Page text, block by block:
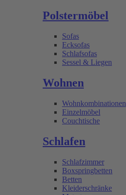
Polstermöbel
Sofas
Ecksofas
Schlafsofas
Sessel & Liegen
Wohnen
Wohnkombinationen
Einzelmöbel
Couchtische
Schlafen
Schlafzimmer
Boxspringbetten
Betten
Kleiderschränke